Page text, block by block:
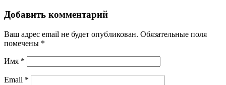
Добавить комментарий
Ваш адрес email не будет опубликован. Обязательные поля
помечены *
Имя *
Email *